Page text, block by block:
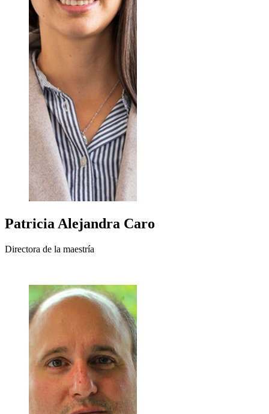
Patricia Alejandra Caro
Directora de la maestría